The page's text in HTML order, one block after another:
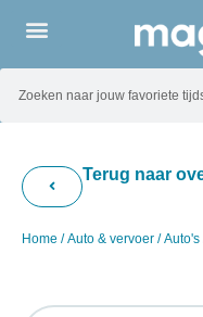
Terug naar
Home /Auto & vervoer /Auto's